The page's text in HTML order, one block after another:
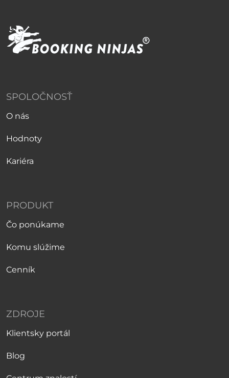
SPOLOČNOSŤ
O nás
Hodnoty
Kariéra
PRODUKT
Čo ponúkame
Komu slúžime
Cenník
ZDROJE
Klientsky portál
Blog